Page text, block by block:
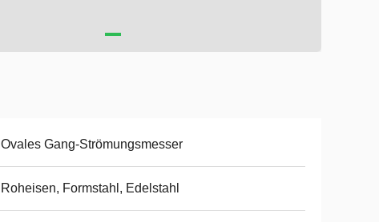
Ovales Gang-Strömungsmesser
Roheisen, Formstahl, Edelstahl